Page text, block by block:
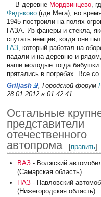
— В деревне Мордвинцево,
Федяково (где Мега), во
1945 построили на полях
ГАЗА. Из фанеры и стекла,
спутать немцев, когда они
ГАЗ, который работал на
падали и на деревню и
наши молодые тогда бабушки
прятались в погребах. Все со
Griljash
, Городской форум
28.01.2012 в 01:42:41.
Остальные
представители
отечественного
автопрома
[править]
ВАЗ- Волжский
(Самарская область)
ПАЗ- Павловский
(Нижегородская область)